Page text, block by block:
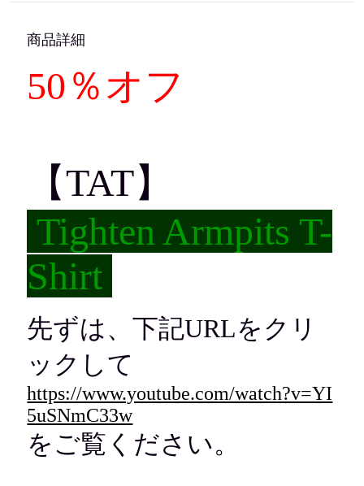
商品詳細
50％オフ
【TAT】
Tighten Armpits T-
Shirt
先ずは、下記URLをクリ
ックして
https://www.youtube.com/watch?v=YI
5uSNmC33w
をご覧ください。